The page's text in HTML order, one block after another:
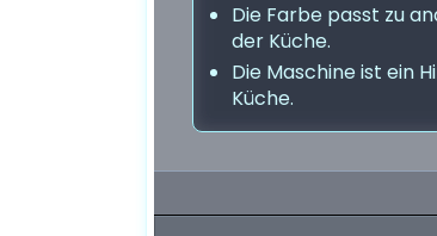
Die Farbe passt zu
der Küche.
Die Maschine ist ein
Küche.